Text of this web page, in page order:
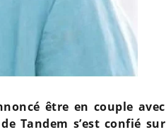
être en couple avec
Tandem s’est confié sur